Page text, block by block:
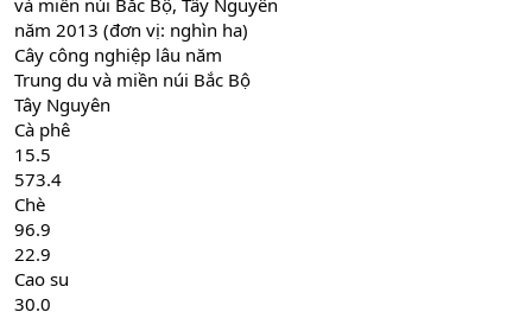
và miền núi Bắc Bộ, Tây Nguyên
năm 2013 (đơn vị: nghìn ha)
Cây công nghiệp lâu năm
Trung du và miền núi Bắc Bộ
Tây Nguyên
Cà phê
15.5
573.4
Chè
96.9
22.9
Cao su
30.0